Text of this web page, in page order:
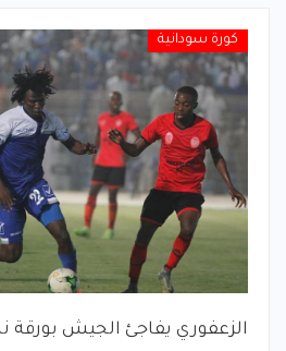
كورة سودانية
الزعفوري يفاجئ الجيش بورقة